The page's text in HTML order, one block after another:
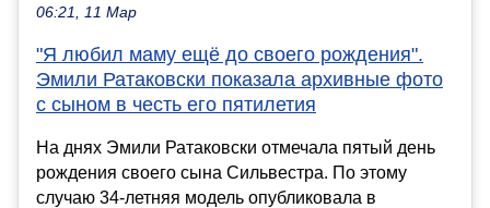
06:21, 11 Мар
"Я любил маму ещё до своего рождения".
Эмили Ратаковски показала архивные фото
с сыном в честь его пятилетия
На днях Эмили Ратаковски отмечала пятый день
рождения своего сына Сильвестра. По этому
случаю 34-летняя модель опубликовала в